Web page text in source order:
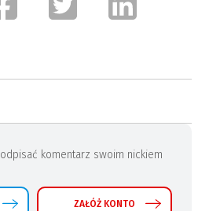
komentarz swoim nickiem
ZAŁÓŻ KONTO